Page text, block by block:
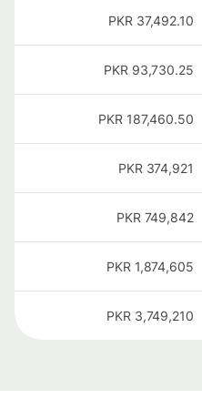
37,492.10
PKR
93,730.25
PKR
187,460.50
PKR
374,921
PKR
749,842
PKR
1,874,605
PKR
3,749,210
PKR